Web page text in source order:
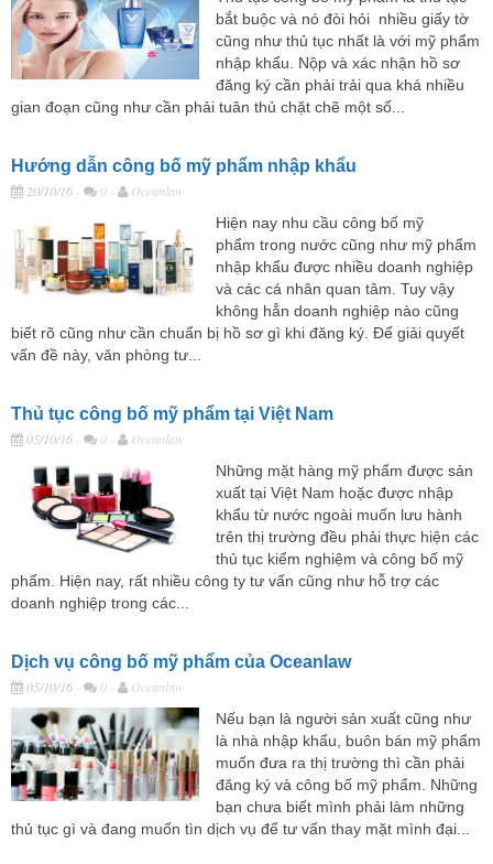
bắt buộc và nó đòi hỏi nhiều giấy tờ
cũng như thủ tục nhất là với mỹ phẩm
nhập khẩu. Nộp và xác nhận hồ sơ
đăng ký cần phải trải qua khá nhiều
gian đoạn cũng như cần phải tuân thủ chặt chẽ một số...
Hướng dẫn công bố mỹ phẩm nhập khẩu
20/10/16 - 0 -
Oceanlaw
Hiện nay nhu cầu công bố mỹ
phẩm trong nước cũng như mỹ phẩm
nhập khẩu được nhiều doanh nghiệp
và các cá nhân quan tâm. Tuy vậy
không hẳn doanh nghiệp nào cũng
biết rõ cũng như cần chuẩn bị hồ sơ gì khi đăng ký. Để giải quyết
vấn đề này, văn phòng tư...
Thủ tục công bố mỹ phẩm tại Việt Nam
05/10/16 - 0 -
Oceanlaw
Những mặt hàng mỹ phẩm được sản
xuất tại Việt Nam hoặc được nhập
khẩu từ nước ngoài muốn lưu hành
trên thị trường đều phải thực hiện các
thủ tục kiểm nghiệm và công bố mỹ
phẩm. Hiện nay, rất nhiều công ty tư vấn cũng như hỗ trợ các
doanh nghiệp trong các...
Dịch vụ công bố mỹ phẩm của Oceanlaw
05/10/16 - 0 -
Oceanlaw
Nếu bạn là người sản xuất cũng như
là nhà nhập khẩu, buôn bán mỹ phẩm
muốn đưa ra thị trường thì cần phải
đăng ký và công bố mỹ phẩm. Những
bạn chưa biết mình phải làm những
thủ tục gì và đang muốn tìn dịch vụ để tư vấn thay mặt mình đại...